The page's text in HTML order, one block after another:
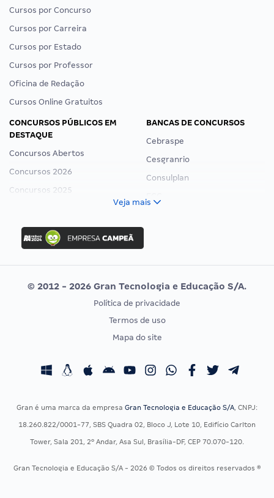
Cursos por Concurso
Cursos por Carreira
Cursos por Estado
Cursos por Professor
Oficina de Redação
Cursos Online Gratuitos
CONCURSOS PÚBLICOS EM
DESTAQUE
Concursos Abertos
Concursos 2026
Concursos 2025
Concurso Ibama
Concurso MPU
Editais publicados
BANCAS DE CONCURSOS
Cebraspe
Cesgranrio
Consulplan
Vunesp
CONCURSOS POR PROFISSÃO
Concursos Fiscais
Residência Multiprofissional
EXAME DE ORDEM
Calendário OAB
Veja mais
© 2012 - 2026 Gran Tecnologia e Educação S/A.
Política de privacidade
Termos de uso
Mapa do site
Gran é uma marca da empresa Gran Tecnologia e Educação S/A, CNPJ:
18.260.822/0001-77, SBS Quadra 02, Bloco J, Lote 10, Edifício Carlton
Tower, Sala 201, 2º Andar, Asa Sul, Brasília-DF, CEP 70.070-120.
Gran Tecnologia e Educação S/A - 2026 © Todos os direitos reservados ®